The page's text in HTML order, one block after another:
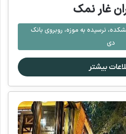
غار نمک
نرسیده به موزه، روبروی بانک
دی
بیشتر